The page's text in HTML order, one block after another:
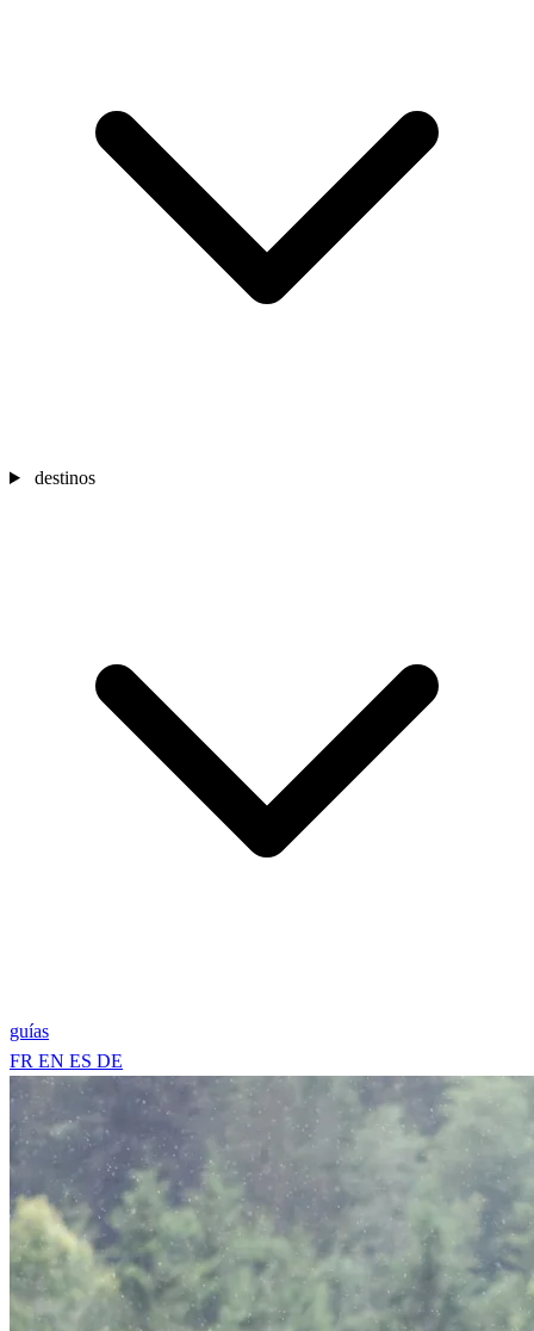
destinos
guías
FR EN ES DE